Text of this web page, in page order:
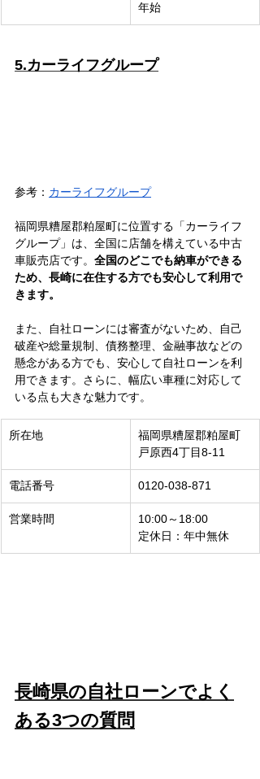
年始
5.カーライフグループ
参考： カーライフグループ
福岡県糟屋郡粕屋町に位置する「カーライフ
グループ」は、全国に店舗を構えている中古
車販売店です。 全国のどこでも納車ができる
ため、長崎に在住する方でも安心して利用で
きます。
また、自社ローンには審査がないため、自己
破産や総量規制、債務整理、金融事故などの
懸念がある方でも、安心して自社ローンを利
用できます。さらに、幅広い車種に対応して
いる点も大きな魅力です。
所在地
福岡県糟屋郡粕屋町
戸原西4丁目8-11
電話番号 0120-038-871
営業時間
10:00～18:00
定休日：年中無休
長崎県の自社ローンでよく
ある3つの質問